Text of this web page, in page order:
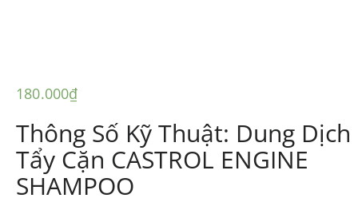
180.000₫
Thông Số Kỹ Thuật: Dung Dịch
Tẩy Cặn CASTROL ENGINE
SHAMPOO